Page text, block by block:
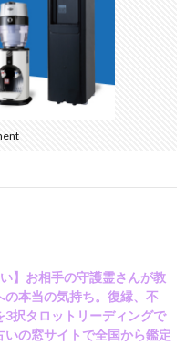
】お相手の守護霊さんが教
の本当の気持ち。復縁、不
3択タロットリーディングで
の窓サイトで全国から鑑定